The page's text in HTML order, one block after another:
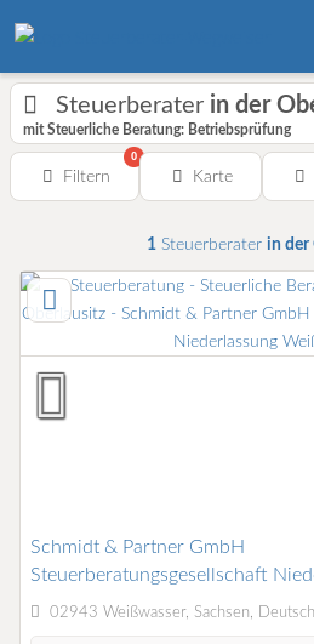
Steuerberater in der
mit Steuerliche Beratung: Betriebsprüfung
Filtern
0
Karte
1Steuerberater in der
Schmidt & Partner GmbH
Steuerberatungsgesellschaft
Weißwasser
02943 Weißwasser, Sachsen,